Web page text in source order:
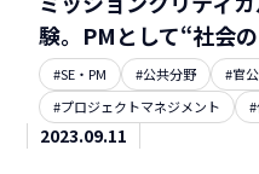
験。PMとして“社会
#SE・PM #公共分野
#官
#プロジェクトマネジメント
2023.09.11